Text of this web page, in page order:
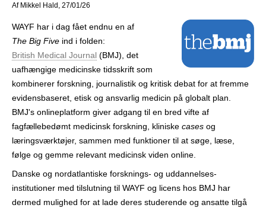
h
e
r
Af Mikkel Hald , 27/01/26
WAYF har i dag fået endnu en af
The Big Five ind i folden:
British Medical Journal (BMJ), det
uafhængige medicinske tidsskrift som
kombinerer forskning, journalistik og kritisk debat for at fremme
evidensbaseret, etisk og ansvarlig medicin på globalt plan.
BMJ's online­platform giver adgang til en bred vifte af
fagfællebedømt medicinsk forskning, kliniske cases og
læringsværktøjer, sammen med funktioner til at søge, læse,
følge og gemme relevant medicinsk viden online.
Danske og nord­atlantiske forsknings- og uddannelses­
institutioner med tilslutning til WAYF og licens hos BMJ har
dermed mulighed for at lade deres studerende og ansatte tilgå